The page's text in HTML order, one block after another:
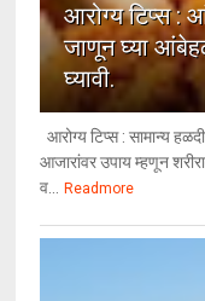
आरोग्य टिप्स :
जाणून घ्या
घ्यावी.
आरोग्य टिप्स : सामान्य
आजारांवर उपाय म्हणून
व... Readmore